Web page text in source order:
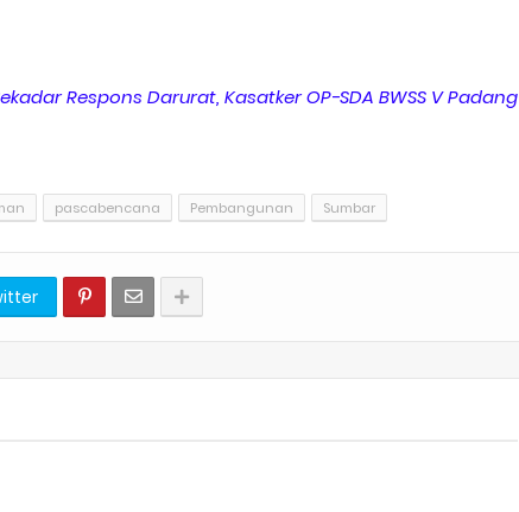
Respons Darurat, Kasatker OP-SDA BWSS V Padang
pascabencana Pembangunan Sumbar